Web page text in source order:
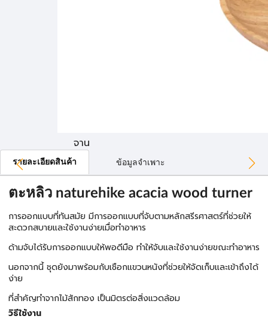
จาน
รายละเอียดสินค้า ข้อมูลจำเพาะ
ตะหลิว naturehike acacia wood turner
การออกแบบที่ทันสมัย มีการออกแบบที่จับตามหลักสรีรศาสตร์ที่ช่วยให้
สะดวกสบายและใช้งานง่ายเมื่อทำอาหาร
ด้ามจับได้รับการออกแบบให้พอดีมือ ทำให้จับและใช้งานง่ายขณะทำอาหาร
นอกจากนี้ ชุดยังมาพร้อมกับเชือกแขวนหนังที่ช่วยให้จัดเก็บและเข้าถึงได้
ง่าย
ที่สำคัญทำจากไม้สักทอง เป็นมิตรต่อสิ่งแวดล้อม
วิธีใช้งาน